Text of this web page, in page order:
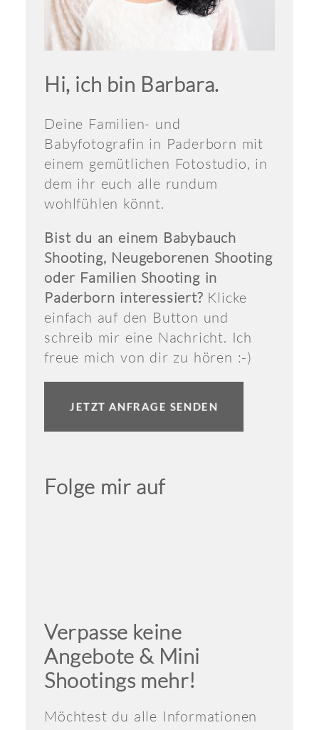
Hi, ich bin Barbara.
Deine Familien- und
Babyfotografin in Paderborn mit
einem gemütlichen Fotostudio, in
dem ihr euch alle rundum
wohlfühlen könnt.
Bist du an einem Babybauch
Shooting, Neugeborenen Shooting
oder Familien Shooting in
Paderborn interessiert?Klicke
einfach auf den Button und
schreib mir eine Nachricht. Ich
freue mich von dir zu hören :-)
JETZT ANFRAGE SENDEN
Folge mir auf
Verpasse keine
Angebote & Mini
Shootings mehr!
Möchtest du alle Informationen